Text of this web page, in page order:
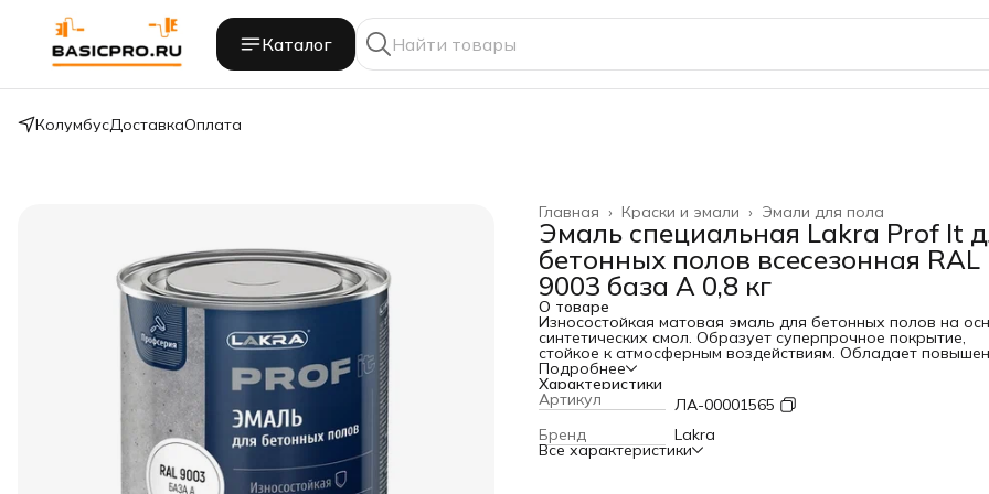
Каталог
КолумбусДоставкаОплата
Эмали для пола
Краски и эмали ›
Главная ›
Эмаль специальная Lakra Prof It
бетонных полов всесезонная RAL
9003 база А 0,8 кг
О товаре
Износостойкая матовая эмаль для бетонных полов на
синтетических смол. Образует суперпрочное покрытие,
стойкое к атмосферным воздействиям. Обладает
зносостойкостью, низкой истираемостью, а также
устойчивостью к действию воды, моющих средств,
солей, масел, бензина.
Выдерживает многократное мытье без потери свойств.
Возможно применение при отрицательных температурах
-30°С. Выдерживает эксплуатацию в интервале
-60°С до 60°С. Прогнозируемый срок службы покрытия –
Подробнее
Характеристики
Артикул
ЛА-00001565
Бренд
Lakra
Все характеристики